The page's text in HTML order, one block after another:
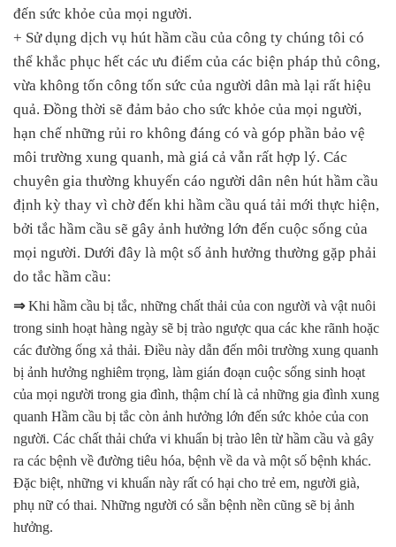
đến sức khỏe của mọi người.
+ Sử dụng dịch vụ hút hầm cầu của công ty chúng tôi có
thể khắc phục hết các ưu điểm của các biện pháp thủ công,
vừa không tốn công tốn sức của người dân mà lại rất hiệu
quả. Đồng thời sẽ đảm bảo cho sức khỏe của mọi người,
hạn chế những rủi ro không đáng có và góp phần bảo vệ
môi trường xung quanh, mà giá cả vẫn rất hợp lý. Các
chuyên gia thường khuyến cáo người dân nên hút hầm cầu
định kỳ thay vì chờ đến khi hầm cầu quá tải mới thực hiện,
bởi tắc hầm cầu sẽ gây ảnh hưởng lớn đến cuộc sống của
mọi người. Dưới đây là một số ảnh hưởng thường gặp phải
do tắc hầm cầu:
⇒Khi hầm cầu bị tắc, những chất thải của con người và vật nuôi
trong sinh hoạt hàng ngày sẽ bị trào ngược qua các khe rãnh hoặc
các đường ống xả thải. Điều này dẫn đến môi trường xung quanh
bị ảnh hưởng nghiêm trọng, làm gián đoạn cuộc sống sinh hoạt
của mọi người trong gia đình, thậm chí là cả những gia đình xung
quanh Hầm cầu bị tắc còn ảnh hưởng lớn đến sức khỏe của con
người. Các chất thải chứa vi khuẩn bị trào lên từ hầm cầu và gây
ra các bệnh về đường tiêu hóa, bệnh về da và một số bệnh khác.
Đặc biệt, những vi khuẩn này rất có hại cho trẻ em, người già,
phụ nữ có thai. Những người có sẵn bệnh nền cũng sẽ bị ảnh
hưởng.